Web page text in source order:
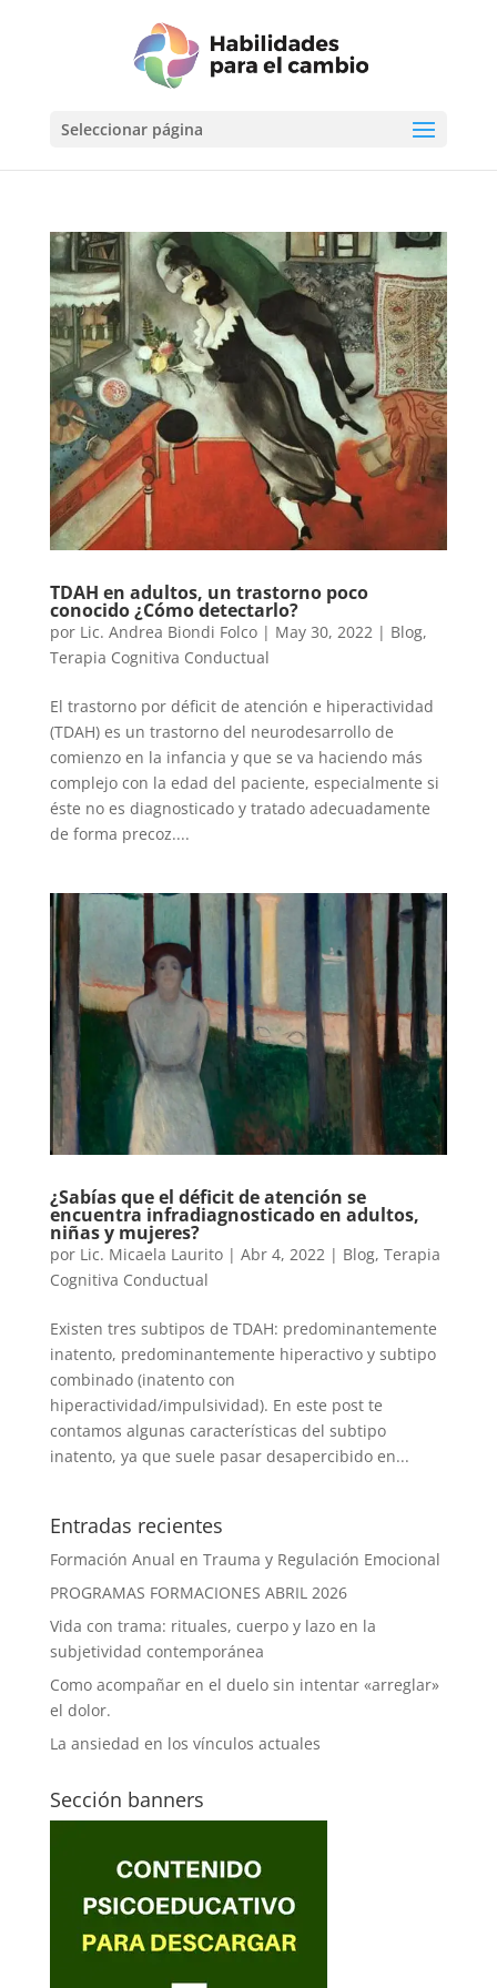
Seleccionar página
TDAH en adultos, un trastorno poco
conocido ¿Cómo detectarlo?
por Lic. Andrea Biondi Folco| May 30, 2022 | Blog,
Terapia Cognitiva Conductual
El trastorno por déficit de atención e hiperactividad
(TDAH) es un trastorno del neurodesarrollo de
comienzo en la infancia y que se va haciendo más
complejo con la edad del paciente, especialmente si
éste no es diagnosticado y tratado adecuadamente
de forma precoz....
¿Sabías que el déficit de atención se
encuentra infradiagnosticado en adultos,
niñas y mujeres?
por Lic. Micaela Laurito| Abr 4, 2022 | Blog, Terapia
Cognitiva Conductual
Existen tres subtipos de TDAH: predominantemente
inatento, predominantemente hiperactivo y subtipo
combinado (inatento con
hiperactividad/impulsividad). En este post te
contamos algunas características del subtipo
inatento, ya que suele pasar desapercibido en...
Entradas recientes
Formación Anual en Trauma y Regulación Emocional
PROGRAMAS FORMACIONES ABRIL 2026
Vida con trama: rituales, cuerpo y lazo en la
subjetividad contemporánea
Como acompañar en el duelo sin intentar «arreglar»
el dolor.
La ansiedad en los vínculos actuales
Sección banners